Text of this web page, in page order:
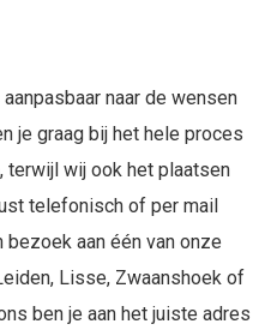
naar de wensen
je graag bij het hele proces
terwijl wij ook het plaatsen
telefonisch of per mail
aan één van onze
Lisse, Zwaanshoek of
ben je aan het juiste adres